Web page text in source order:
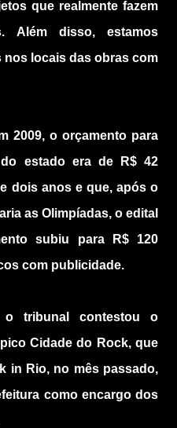
que realmente fazem
Além disso, estamos
locais das obras com
2009, o orçamento para
estado era de R$ 42
dois anos e que, após o
as Olimpíadas, o edital
subiu para R$ 120
com publicidade.
o tribunal contestou o
Cidade do Rock, que
in Rio, no mês passado,
como encargo dos